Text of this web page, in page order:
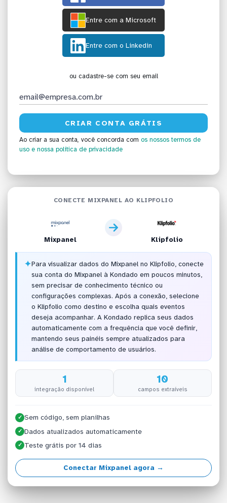
Entre com a Microsoft
Entre com o Linkedin
ou cadastre-se com seu email
Ao criar a sua conta, você concorda com os nossos termos de
uso e nossa política de privacidade
CONECTE MIXPANEL AO KLIPFOLIO
Mixpanel Klipfolio
✦Para visualizar dados do Mixpanel no Klipfolio, conecte
sua conta do Mixpanel à Kondado em poucos minutos,
sem precisar de conhecimento técnico ou
configurações complexas. Após a conexão, selecione
o Klipfolio como destino e escolha quais eventos
deseja acompanhar. A Kondado replica seus dados
automaticamente com a frequência que você definir,
mantendo seus painéis sempre atualizados para
análise de comportamento de usuários.
1
integração disponível
10
campos extraíveis
✓ Sem código, sem planilhas
✓ Dados atualizados automaticamente
✓ Teste grátis por 14 dias
Conectar Mixpanel agora →